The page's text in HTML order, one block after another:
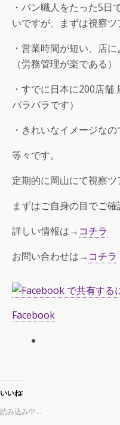
・パン職人をたった5日
いですが、まずは視察ツ
・営業時間が短い、店
（労務管理が楽である）
・すでに日本に200店
バラバラです）
・きれいなイメージな
等々です。
定期的に岡山にて視察ツ
まずはご自身の目でご確
詳しい情報は→ コチラ
お問い合わせは→ コチラ
Facebook
いいね:
読み込み中...